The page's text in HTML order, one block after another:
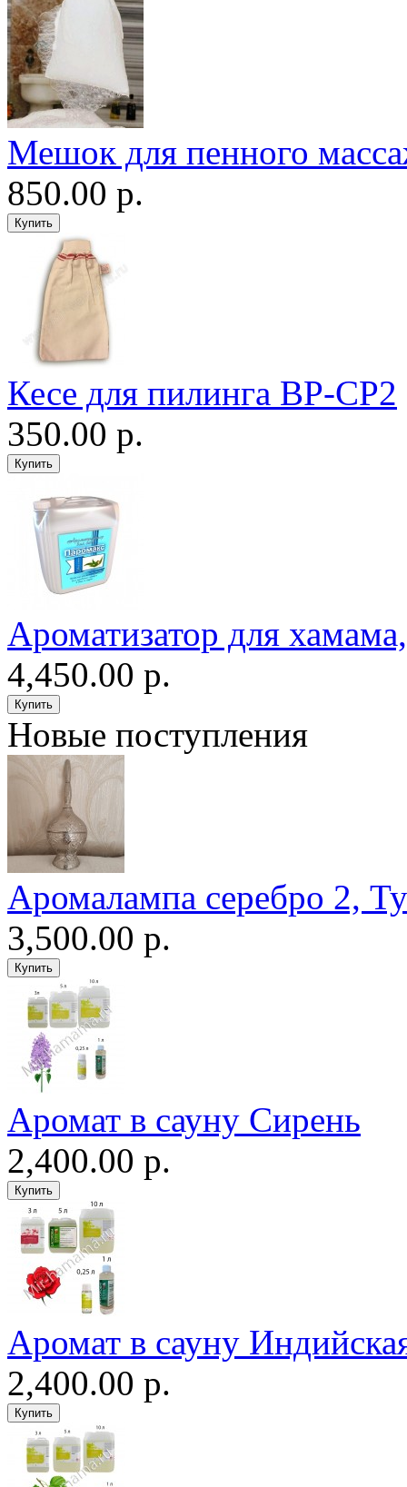
Мешок для пенного
850.00 р.
Кесе для пилинга ВР-CP2
350.00 р.
Ароматизатор для
4,450.00 р.
Новые поступления
Аромалампа серебро 2,
3,500.00 р.
Аромат в сауну Сирень
2,400.00 р.
Аромат в сауну
2,400.00 р.